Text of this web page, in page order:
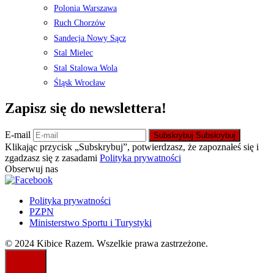
Polonia Warszawa
Ruch Chorzów
Sandecja Nowy Sącz
Stal Mielec
Stal Stalowa Wola
Śląsk Wrocław
Zapisz się do newslettera!
E-mail Subskrybuj Subskrybuj
Klikając przycisk „Subskrybuj”, potwierdzasz, że zapoznałeś się i
zgadzasz się z zasadami Polityka prywatności
Obserwuj nas
Polityka prywatności
PZPN
Ministerstwo Sportu i Turystyki
© 2024 Kibice Razem. Wszelkie prawa zastrzeżone.